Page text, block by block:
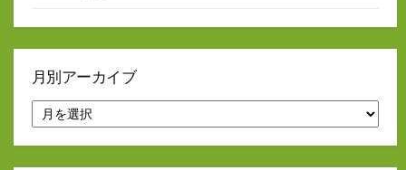
月別アーカイブ
別
ア